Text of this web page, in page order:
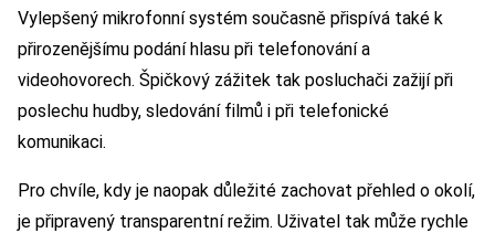
Vylepšený mikrofonní systém současně přispívá také k
přirozenějšímu podání hlasu při telefonování a
videohovorech. Špičkový zážitek tak posluchači zažijí při
poslechu hudby, sledování filmů i při telefonické
komunikaci.
Pro chvíle, kdy je naopak důležité zachovat přehled o okolí,
je připravený transparentní režim. Uživatel tak může rychle